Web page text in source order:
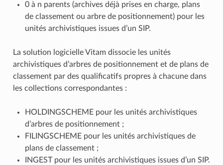
0 à n parents (archives déjà prises en charge, plans
de classement ou arbre de positionnement) pour les
unités archivistiques issues d’un SIP.
La solution logicielle Vitam dissocie les unités
archivistiques d’arbres de positionnement et de plans de
classement par des qualificatifs propres à chacune dans
les collections correspondantes :
HOLDINGSCHEME pour les unités archivistiques
d’arbres de positionnement ;
FILINGSCHEME pour les unités archivistiques de
plans de classement ;
INGEST pour les unités archivistiques issues d’un SIP.